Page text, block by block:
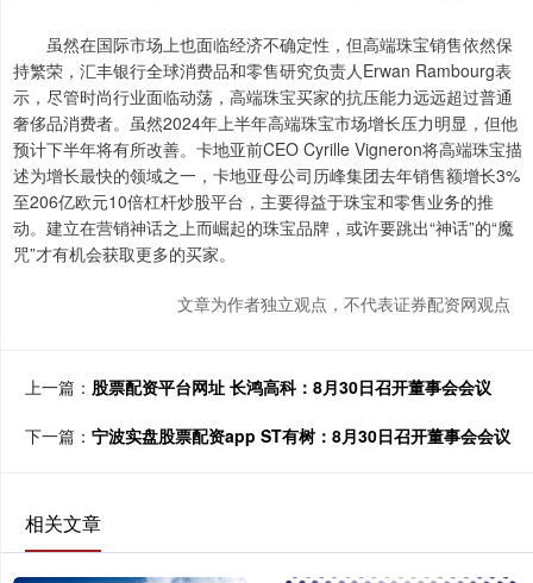
虽然在国际市场上也面临经济不确定性，但高端珠宝销售依然保
持繁荣，汇丰银行全球消费品和零售研究负责人Erwan Rambourg表
示，尽管时尚行业面临动荡，高端珠宝买家的抗压能力远远超过普通
奢侈品消费者。虽然2024年上半年高端珠宝市场增长压力明显，但他
预计下半年将有所改善。卡地亚前CEO Cyrille Vigneron将高端珠宝描
述为增长最快的领域之一，卡地亚母公司历峰集团去年销售额增长3%
至206亿欧元10倍杠杆炒股平台，主要得益于珠宝和零售业务的推
动。建立在营销神话之上而崛起的珠宝品牌，或许要跳出“神话”的“魔
咒”才有机会获取更多的买家。
文章为作者独立观点，不代表证券配资网观点
上一篇： 股票配资平台网址 长鸿高科：8月30日召开董事会会议
下一篇： 宁波实盘股票配资app ST有树：8月30日召开董事会会议
相关文章